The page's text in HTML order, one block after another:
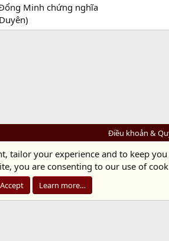
Minh chứng nghĩa
Điều khoản &
Diệu Pháp Âm
Mỹ, Phú Hòa Đông, Củ Chi, TP.HCM
(Xem Bản đồ)
| Email: bientap@dieuphapam.net
Nhiệm: Thích Minh Thiền
tailor your experience and to keep
you are consenting to our use of
Accept Learn more…